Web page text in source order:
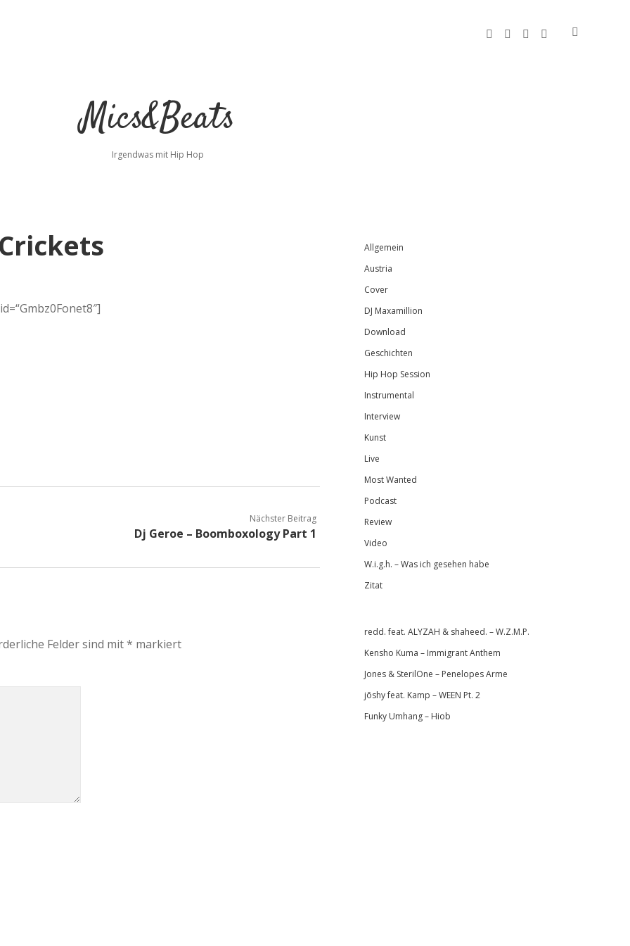
facebookinstagrambandcamp
spotify
Mics&Beats
Irgendwas mit Hip Hop
Nächster Beitrag
Dj Geroe – Boomboxology Part 1
Felder sind mit* markiert
Sidebar
Allgemein
Austria
Cover
DJ Maxamillion
Download
Geschichten
Hip Hop Session
Instrumental
Interview
Kunst
Live
Most Wanted
Podcast
Review
Video
W.i.g.h. – Was ich gesehen habe
Zitat
redd. feat. ALYZAH & shaheed. – W.Z.M.P.
Kensho Kuma – Immigrant Anthem
Jones & SterilOne – Penelopes Arme
jōshy feat. Kamp – WEEN Pt. 2
Funky Umhang – Hiob